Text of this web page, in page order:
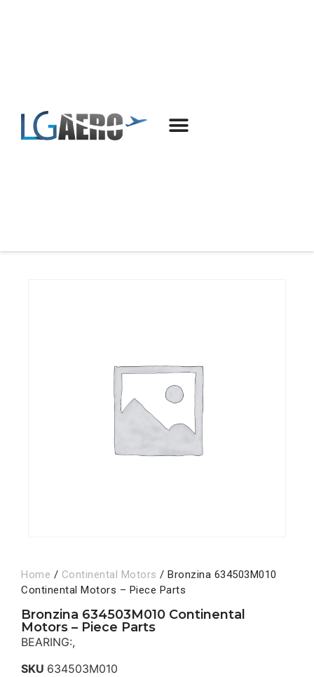
Home / Continental Motors / Bronzina 634503M010
Continental Motors – Piece Parts
Bronzina 634503M010 Continental
Motors – Piece Parts
BEARING:,
SKU 634503M010